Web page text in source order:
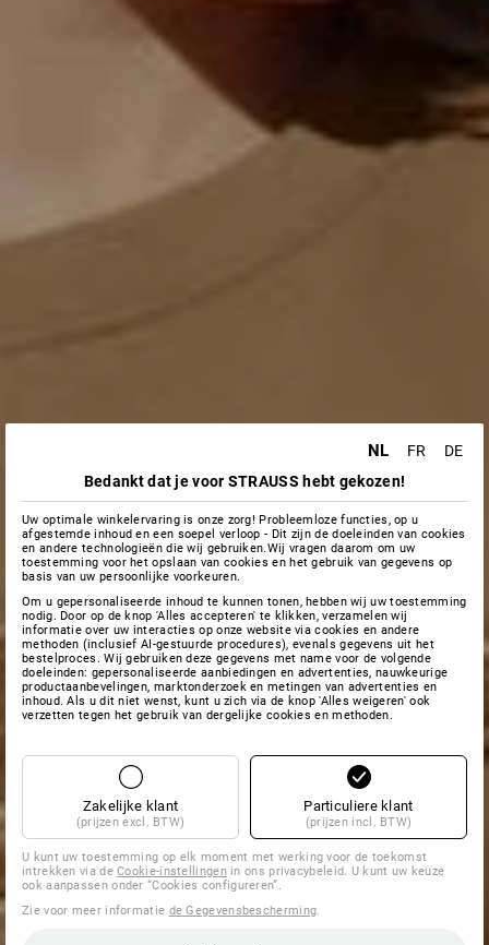
NL FR
DE
Bedankt dat je voor STRAUSS hebt gekozen!
Uw optimale winkelervaring is onze zorg! Probleemloze functies, op u
afgestemde inhoud en een soepel verloop - Dit zijn de doeleinden van cookies
en andere technologieën die wij gebruiken.Wij vragen daarom om uw
toestemming voor het opslaan van cookies en het gebruik van gegevens op
basis van uw persoonlijke voorkeuren.
Om u gepersonaliseerde inhoud te kunnen tonen, hebben wij uw toestemming
nodig. Door op de knop 'Alles accepteren' te klikken, verzamelen wij
informatie over uw interacties op onze website via cookies en andere
methoden (inclusief AI-gestuurde procedures), evenals gegevens uit het
bestelproces. Wij gebruiken deze gegevens met name voor de volgende
doeleinden: gepersonaliseerde aanbiedingen en advertenties, nauwkeurige
productaanbevelingen, marktonderzoek en metingen van advertenties en
inhoud. Als u dit niet wenst, kunt u zich via de knop 'Alles weigeren' ook
verzetten tegen het gebruik van dergelijke cookies en methoden.
Zakelijke klant
(prijzen excl. BTW)
Particuliere klant
(prijzen incl. BTW)
U kunt uw toestemming op elk moment met werking voor de toekomst
intrekken via deCookie-instellingenin ons privacybeleid. U kunt uw keuze
ook aanpassen onder “Cookies configureren”.
Zie voor meer informatie de Gegevensbescherming